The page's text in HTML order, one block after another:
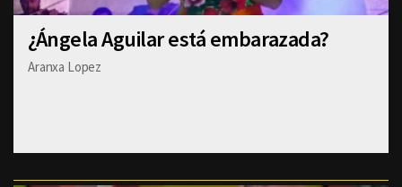
¿Ángela Aguilar está embarazada?
Aranxa Lopez